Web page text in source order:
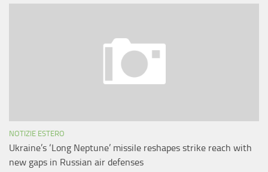
NOTIZIE ESTERO
Ukraine’s ‘Long Neptune’ missile reshapes strike reach with
new gaps in Russian air defenses